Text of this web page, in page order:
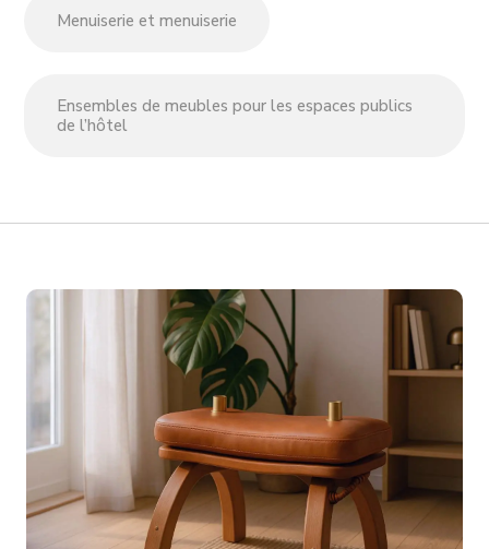
Menuiserie et menuiserie
Ensembles de meubles pour les espaces publics
de l’hôtel